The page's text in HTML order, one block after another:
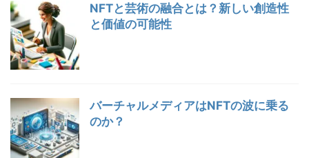
NFTと芸術の融合とは？新しい創造性
と価値の可能性
バーチャルメディアはNFTの波に乗る
のか？